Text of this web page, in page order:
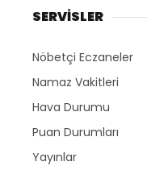
SERVİSLER
Nöbetçi Eczaneler
Namaz Vakitleri
Hava Durumu
Puan Durumları
Yayınlar